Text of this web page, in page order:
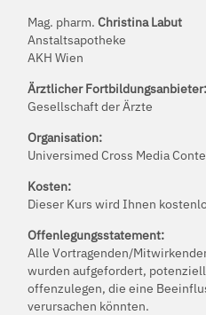
Mag. pharm.Christina Labut
Anstaltsapotheke
AKH Wien
Ärztlicher Fortbildungsanbieter:
Gesellschaft der Ärzte
Organisation:
Universimed Cross Media
Kosten:
Dieser Kurs wird Ihnen
Offenlegungsstatement:
Alle Vortragenden/
wurden aufgefordert,
offenzulegen, die eine
verursachen könnten.